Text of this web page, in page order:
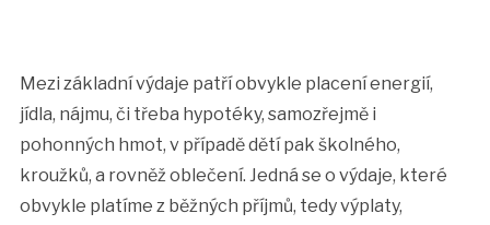
Mezi základní výdaje patří obvykle placení energií,
jídla, nájmu, či třeba hypotéky, samozřejmě i
pohonných hmot, v případě dětí pak školného,
kroužků, a rovněž oblečení. Jedná se o výdaje, které
obvykle platíme z běžných příjmů, tedy výplaty,